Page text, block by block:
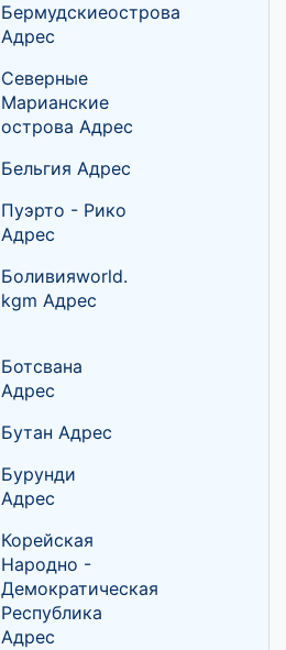
Бермудскиеострова
Адрес
Северные
Марианские
острова Адрес
Бельгия Адрес
Пуэрто - Рико
Адрес
Боливияworld.
kgm Адрес
Ботсвана
Адрес
Бутан Адрес
Бурунди
Адрес
Корейская
Народно -
Демократическая
Республика
Адрес